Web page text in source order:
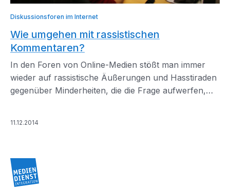
Diskussionsforen im Internet
Wie umgehen mit rassistischen
Kommentaren?
In den Foren von Online-Medien stößt man immer
wieder auf rassistische Äußerungen und Hasstiraden
gegenüber Minderheiten, die die Frage aufwerfen,
11.12.2014